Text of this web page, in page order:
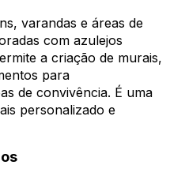
varandas e áreas de
com azulejos
a criação de murais,
para
de convivência. É uma
personalizado e